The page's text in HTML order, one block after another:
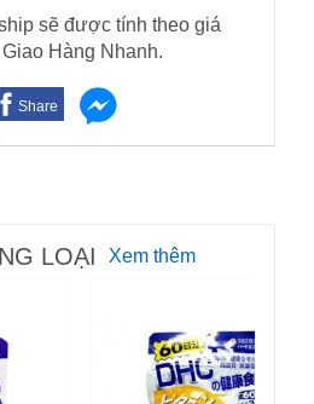
sẽ được tính theo giá
Hàng Nhanh.
Share
LOẠI Xem thêm